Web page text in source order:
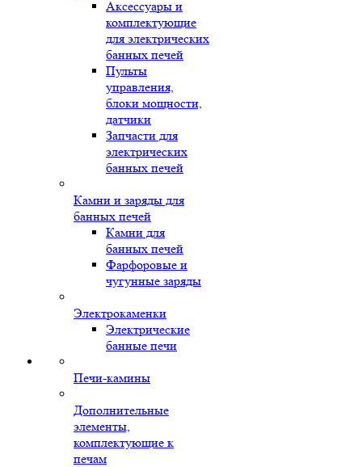
Аксессуары и
комплектующие
для электрических
банных печей
Пульты
управления,
блоки мощности,
датчики
Запчасти для
электрических
банных печей
Камни и заряды для
банных печей
Камни для
банных печей
Фарфоровые и
чугунные заряды
Электрокаменки
Электрические
банные печи
Печи-камины
Дополнительные
элементы,
комплектующие к
печам